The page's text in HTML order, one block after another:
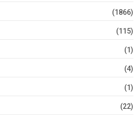
(1866)
(115)
(1)
(4)
(1)
(22)